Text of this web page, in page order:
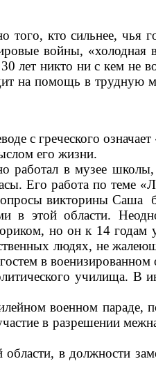
кто сильнее, чья
войны, «холодная
никто ни с кем не
на помощь в трудную
с греческого
его жизни.
в музее школы,
Его работа по теме
викторины
в этой области.
но он к 14 годам
людях, не
в военизированном
училища. В
военном параде,
в разрешении
в должности